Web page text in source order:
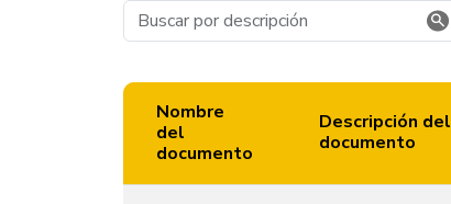
Nombre
del
documento
Descripción del
documento